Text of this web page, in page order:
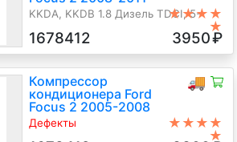
KKDA, KKDB 1.8 Дизель TDCI, 5-
ст.мех., Хэтчбэк 5 дв., черный, 2008
г.в.
★★★★
★
1678412 3950₽
🚚
Компрессор
кондиционера Ford
Focus 2 2005-2008
Дефекты
★★★★
★